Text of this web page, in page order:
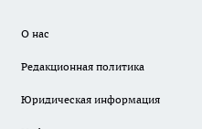
О нас
Редакционная политика
Юридическая информация